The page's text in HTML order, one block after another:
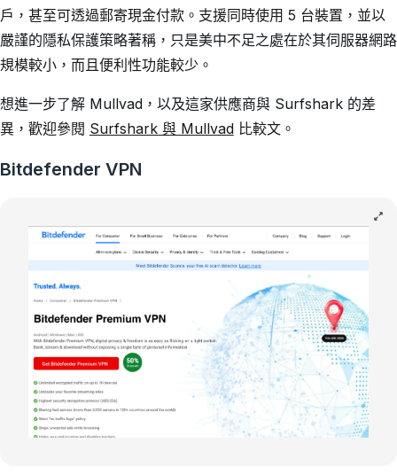
戶，甚至可透過郵寄現金付款。支援同時使用 5 台裝置，並以
嚴謹的隱私保護策略著稱，只是美中不足之處在於其伺服器網路
規模較小，而且便利性功能較少。
想進一步了解 Mullvad，以及這家供應商與 Surfshark 的差
異，歡迎參閱 Surfshark 與 Mullvad比較文。
Bitdefender VPN